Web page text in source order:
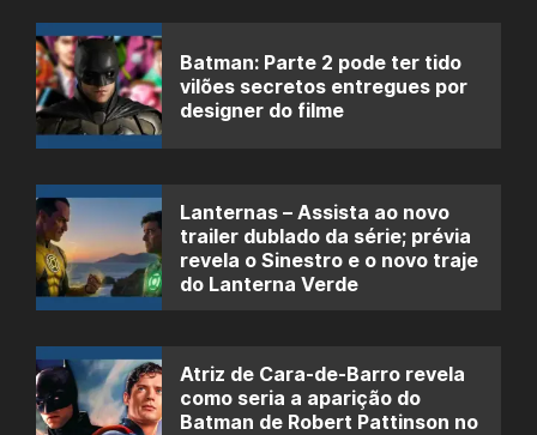
Batman: Parte 2 pode ter tido
vilões secretos entregues por
designer do filme
Lanternas – Assista ao novo
trailer dublado da série; prévia
revela o Sinestro e o novo traje
do Lanterna Verde
Atriz de Cara-de-Barro revela
como seria a aparição do
Batman de Robert Pattinson no